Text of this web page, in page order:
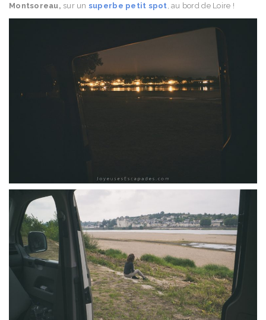
Montsoreau, sur un superbe petit spot , au bord de Loire !